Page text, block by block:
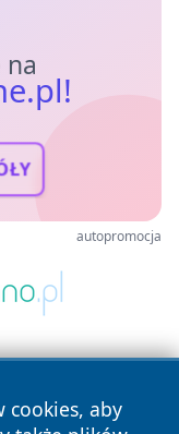
na
autopromocja
cookies, aby